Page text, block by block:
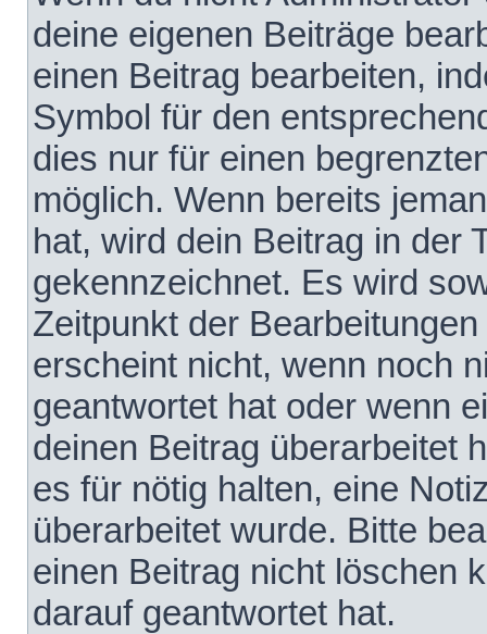
deine eigenen Beiträge
einen Beitrag bearbeiten,
Symbol für den
dies nur für einen
möglich. Wenn bereits
hat, wird dein Beitrag in der
gekennzeichnet. Es wird
Zeitpunkt der
erscheint nicht, wenn noch
geantwortet hat oder wenn
deinen Beitrag überarbeitet
es für nötig halten, eine
überarbeitet wurde. Bitte
einen Beitrag nicht löschen
darauf geantwortet hat.